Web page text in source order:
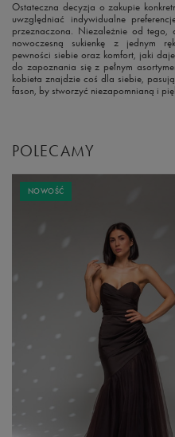
Ostateczna decyzja o zakupie
uwzględniać indywidualne
przeznaczona. Niezależnie od
nowoczesną sukienkę z jednym
pewności siebie oraz komfort, jaki
do zapoznania się z pełnym
kobieta znajdzie coś dla siebie,
fason, by stworzyć niezapomnianą i
POLECAMY
NOWOŚĆ